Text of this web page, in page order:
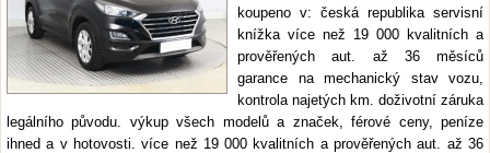
koupeno v: česká republika servisní
knížka více než 19 000 kvalitních a
prověřených aut. až 36 měsíců
garance na mechanický stav vozu,
kontrola najetých km. doživotní záruka
legálního původu. výkup všech modelů a značek, férové ceny, peníze
ihned a v hotovosti. více než 19 000 kvalitních a prověřených aut. až 36